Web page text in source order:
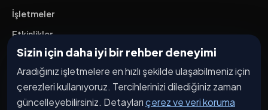
Sizin için daha iyi bir rehber deneyimi
Aradığınız işletmelere en hızlı şekilde ulaşabilmeniz için
çerezleri kullanıyoruz. Tercihlerinizi dilediğiniz zaman
güncelleyebilirsiniz. Detaylarıçerez ve veri koruma
İşletmeler
Etkinlikler
Kampanyalar
Haberler
İşletme Başvurusu